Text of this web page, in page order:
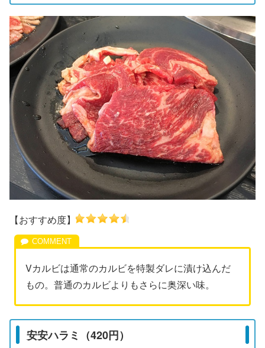
【おすすめ度】
Vカルビは通常のカルビを特製ダレに漬け込んだ
もの。普通のカルビよりもさらに奥深い味。
安安ハラミ（420円）